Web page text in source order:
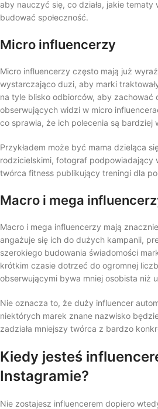
aby nauczyć się, co działa, jakie tematy
budować społeczność.
Micro influencerzy
Micro influencerzy często mają już
wystarczająco duzi, aby marki
na tyle blisko odbiorców, aby zachować
obserwujących widzi w micro
co sprawia, że ich polecenia są bardziej
Przykładem może być mama dzieląca
rodzicielskimi, fotograf podpowiadający
twórca fitness publikujący treningi dla
Macro i mega
Macro i mega influencerzy mają
angażuje się ich do dużych kampanii,
szerokiego budowania świadomości
krótkim czasie dotrzeć do ogromnej
obserwującymi bywa mniej osobista niż
Nie oznacza to, że duży influencer
niektórych marek znane nazwisko
zadziała mniejszy twórca z bardzo
Kiedy jesteś
Instagramie?
Nie zostajesz influencerem dopiero